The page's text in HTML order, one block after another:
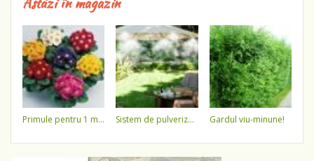
primule pentru 1 martie 3,5 lei / ghiveci !!!! sistem de pulverizare a apei gardul viu-minune!